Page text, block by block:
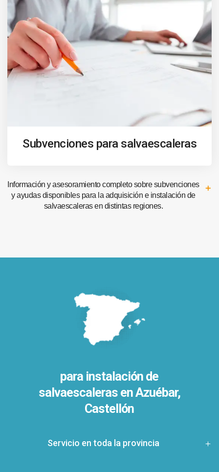
Subvenciones para salvaescaleras
Información y asesoramiento completo sobre subvenciones
y ayudas disponibles para la adquisición e instalación de
salvaescaleras en distintas regiones.
para instalación de
salvaescaleras enAzuébar,
Castellón
Servicio en toda la provincia